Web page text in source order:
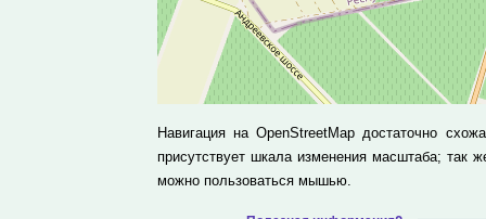
Навигация на OpenStreetMap достаточно
присутствует шкала изменения масштаба; так
можно пользоваться мышью.